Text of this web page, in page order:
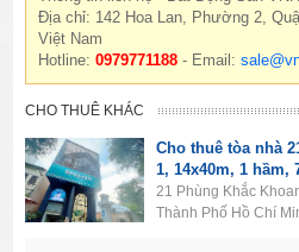
Địa chỉ: 142 Hoa Lan, Phường 2,
Việt Nam
Hotline:0979771188 - Email:
CHO THUÊ KHÁC
Cho thuê tòa nhà
1, 14x40m, 1 hầm,
21 Phùng Khắc
Thành Phố Hồ Chí